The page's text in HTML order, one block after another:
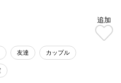
追加
友達 カップル